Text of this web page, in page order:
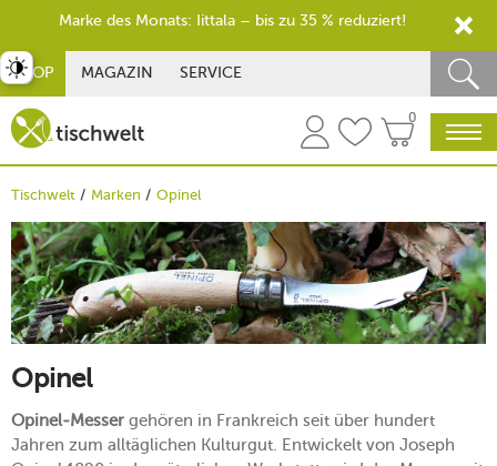
SHOP MAGAZIN SERVICE
0
Tischwelt Marken Opinel
Opinel
Opinel-Messer gehören in Frankreich seit über hundert
Jahren zum alltäglichen Kulturgut. Entwickelt von Joseph
umschalten
Marke des Monats: Iittala – bis zu 35 % reduziert!